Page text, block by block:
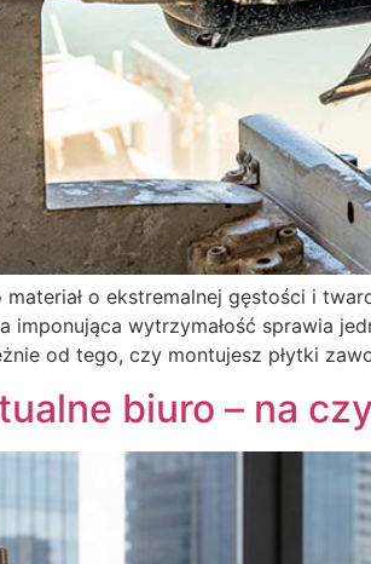
materiał o ekstremalnej gęstości i
imponująca wytrzymałość sprawia
od tego, czy montujesz płytki
biuro – na